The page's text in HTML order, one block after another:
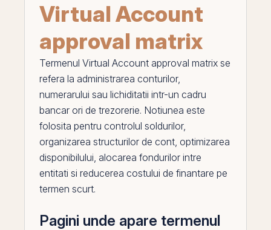
Virtual Account
approval matrix
Termenul Virtual Account approval matrix se
refera la administrarea conturilor,
numerarului sau lichiditatii intr-un cadru
bancar ori de trezorerie. Notiunea este
folosita pentru controlul soldurilor,
organizarea structurilor de cont, optimizarea
disponibilului, alocarea fondurilor intre
entitati si reducerea costului de finantare pe
termen scurt.
Pagini unde apare termenul